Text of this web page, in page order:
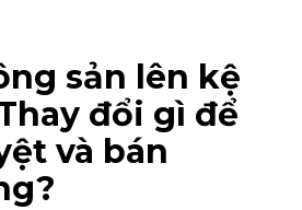
sản lên kệ
đổi gì để
và bán